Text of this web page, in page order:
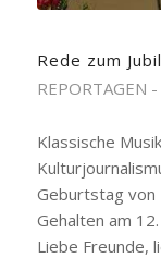
Rede zum
REPORTAGEN
Klassische
Geburtstag von
Gehalten am
Liebe Freunde,